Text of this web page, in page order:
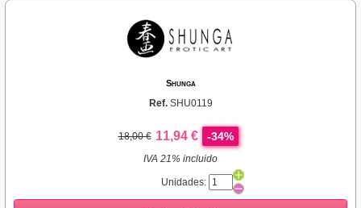
Shunga
Ref. SHU0119
18,00 € 11,94 € -34%
IVA 21% incluido
Unidades: